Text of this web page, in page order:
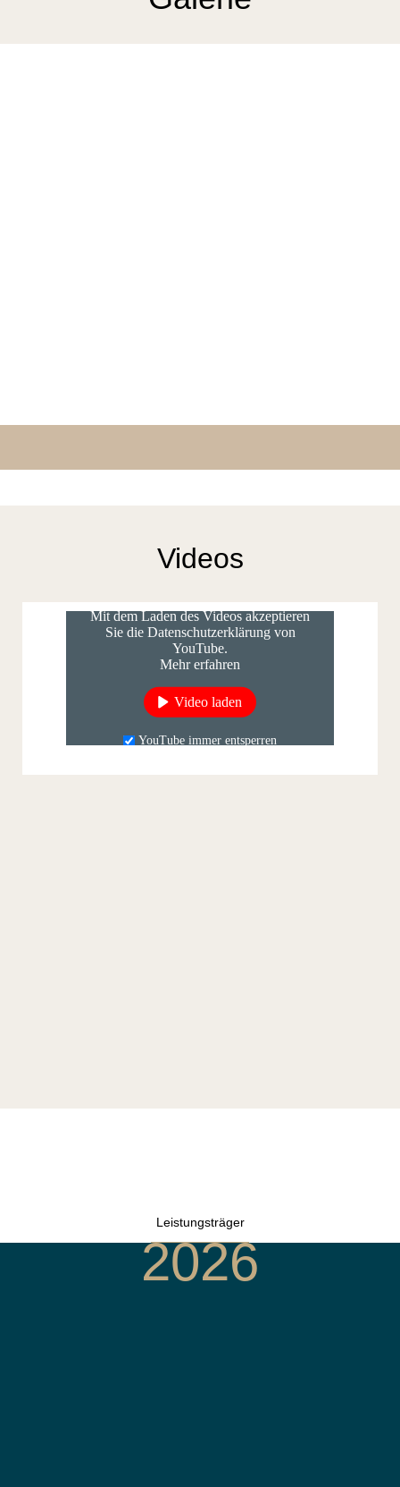
Videos
Mit dem Laden des Videos akzeptieren
Sie die Datenschutzerklärung von
YouTube.
Mehr erfahren
Video laden
YouTube immer entsperren
Leistungsträger
2026